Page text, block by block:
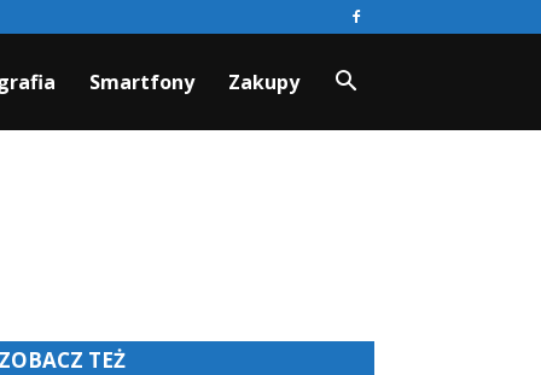
Smartfony Zakupy
ZOBACZ TEŻ